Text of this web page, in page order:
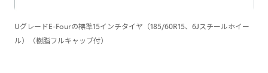
UグレードE-Fourの標準15インチタイヤ（185/60R15、6Jスチールホイー
ル）（樹脂フルキャップ付）